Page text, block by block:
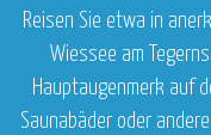
Reisen Sie etwa in
Wiessee am
Hauptaugenmerk auf
Saunabäder oder